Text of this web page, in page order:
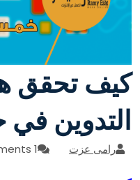
كيف تحقق
التدوين
رامى عزت 1 comments